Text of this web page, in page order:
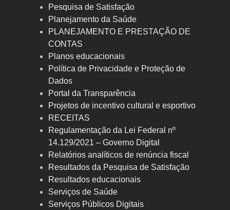
Pesquisa de Satisfação
Planejamento da Saúde
PLANEJAMENTO E PRESTAÇÃO DE
CONTAS
Planos educacionais
Política de Privacidade e Proteção de
Dados
Portal da Transparência
Projetos de incentivo cultural e esportivo
RECEITAS
Regulamentação da Lei Federal nº
14.129/2021 – Governo Digital
Relatórios analíticos de renúncia fiscal
Resultados da Pesquisa de Satisfação
Resultados educacionais
Serviços de Saúde
Serviços Públicos Digitais